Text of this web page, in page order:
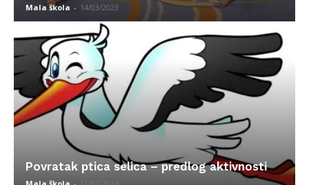
Mala škola - 14/03/2023
Povratak ptica selica – predlog aktivnosti